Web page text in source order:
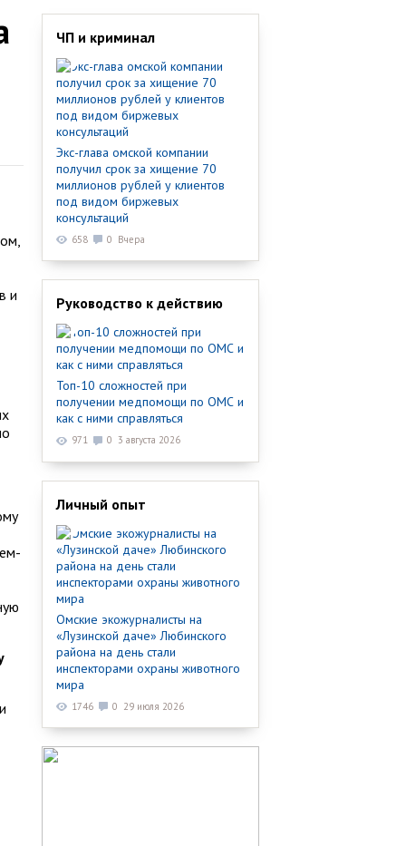
и
ЧП и криминал
Экс-глава омской компании
получил срок за хищение 70
миллионов рублей у клиентов
под видом биржевых
консультаций
658 0 Вчера
Руководство к действию
Топ-10 сложностей при
получении медпомощи по ОМС и
как с ними справляться
971 0 3 августа 2026
Личный опыт
Омские экожурналисты на
«Лузинской даче» Любинского
района на день стали
инспекторами охраны животного
мира
1746 0 29 июля 2026